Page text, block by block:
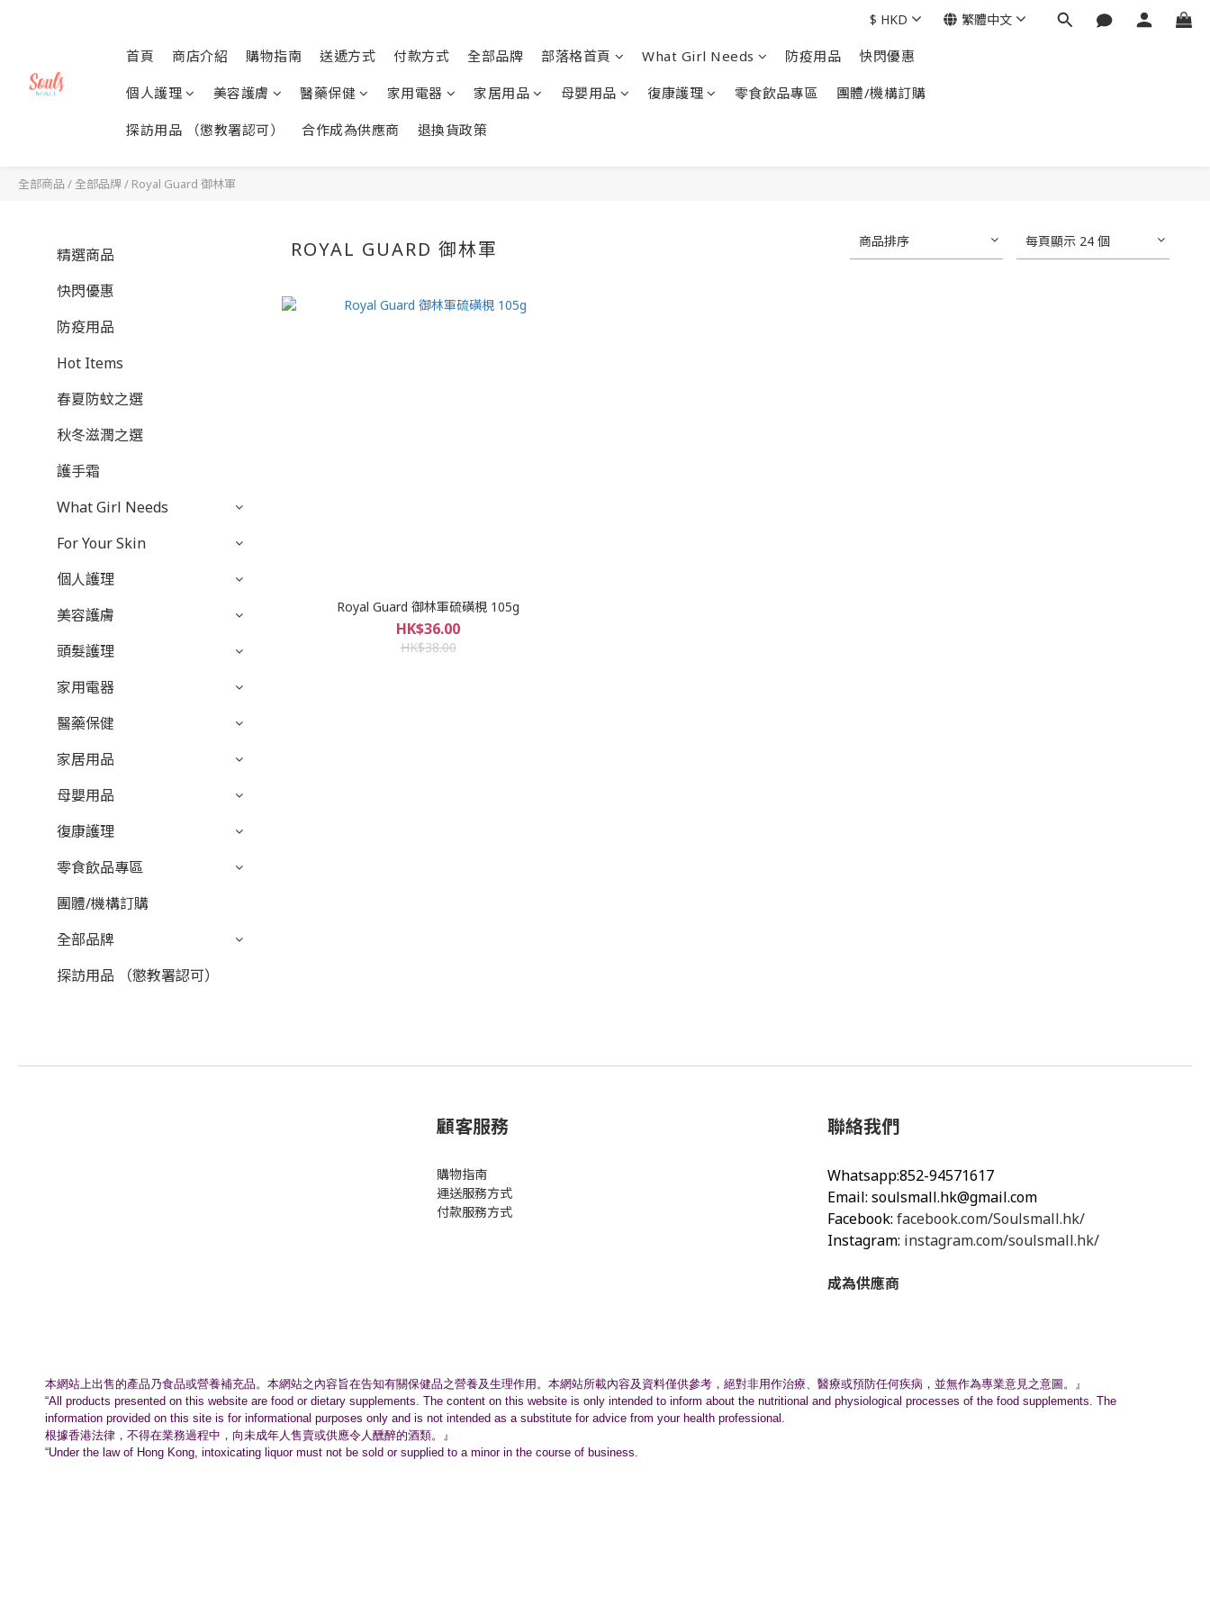
首頁 商店介紹 購物指南 送遞方式 付款方式 全部品牌 部落格首頁 What Girl Needs 防疫用品 快閃優惠
個人護理 美容護膚 醫藥保健 家用電器 家居用品 母嬰用品 復康護理 零食飲品專區 團體/機構訂購
探訪用品 （懲教署認可） 合作成為供應商 退換貨政策
$ HKD 繁體中文
全部商品 / 全部品牌/ Royal Guard 御林軍
精選商品
快閃優惠
防疫用品
Hot Items
春夏防蚊之選
秋冬滋潤之選
護手霜
What Girl Needs
For Your Skin
個人護理
美容護膚
頭髮護理
家用電器
醫藥保健
家居用品
母嬰用品
復康護理
零食飲品專區
團體/機構訂購
全部品牌
探訪用品 （懲教署認可）
ROYAL GUARD 御林軍 商品排序 每頁顯示 24 個
Royal Guard 御林軍硫磺梘 105g
HK$36.00
HK$38.00
顧客服務
購物指南
運送服務方式
付款服務方式
聯絡我們
Whatsapp:852-94571617
Email: soulsmall.hk@gmail.com
Facebook: facebook.com/Soulsmall.hk/
Instagram: instagram.com/soulsmall.hk/
成為供應商
本網站上出售的產品乃食品或營養補充品。 本網站之內容旨在告知有關保健品之營養及生理作用。 本網站所載內容及資料僅供參考，絕對非用作治療、 醫療或預防任何疾病，並無作為專業意見之意圖。』
“All products presented on this website are food or dietary supplements. The content on this website is only intended to inform about the nutritional and physiological processes of the food supplements. The
information provided on this site is for informational purposes only and is not intended as a substitute for advice from your health professional.
根據香港法律，不得在業務過程中， 向未成年人售賣或供應令人醺醉的酒類。』
“Under the law of Hong Kong, intoxicating liquor must not be sold or supplied to a minor in the course of business.